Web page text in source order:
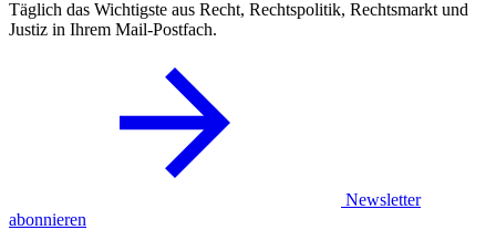
Täglich das Wichtigste aus Recht, Rechtspolitik, Rechtsmarkt und
Justiz in Ihrem Mail-Postfach.
Newsletter
abonnieren